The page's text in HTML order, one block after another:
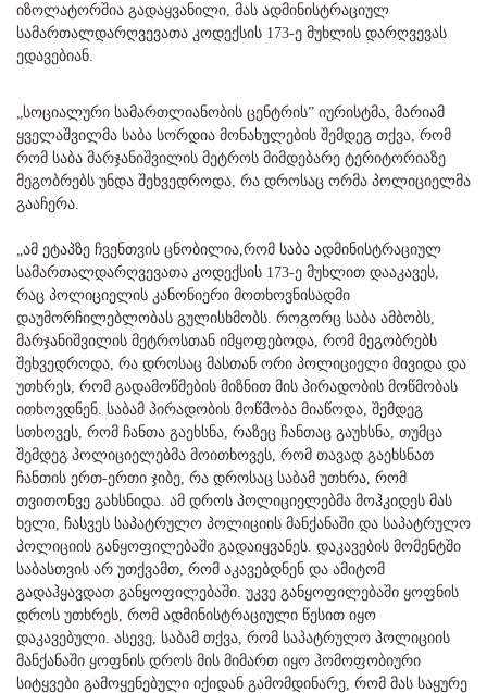
იზოლატორშია გადაყვანილი, მას ადმინისტრაციულ
სამართალდარღვევათა კოდექსის 173-ე მუხლის დარღვევას
ედავებიან.
„სოციალური სამართლიანობის ცენტრის” იურისტმა, მარიამ
ყველაშვილმა საბა სორდია მონახულების შემდეგ თქვა, რომ
რომ საბა მარჯანიშვილის მეტროს მიმდებარე ტერიტორიაზე
მეგობრებს უნდა შეხვედროდა, რა დროსაც ორმა პოლიციელმა
გააჩერა.
„ამ ეტაპზე ჩვენთვის ცნობილია,რომ საბა ადმინისტრაციულ
სამართალდარღვევათა კოდექსის 173-ე მუხლით დააკავეს,
რაც პოლიციელის კანონიერი მოთხოვნისადმი
დაუმორჩილებლობას გულისხმობს. როგორც საბა ამბობს,
მარჯანიშვილის მეტროსთან იმყოფებოდა, რომ მეგობრებს
შეხვედროდა, რა დროსაც მასთან ორი პოლიციელი მივიდა და
უთხრეს, რომ გადამოწმების მიზნით მის პირადობის მოწმობას
ითხოვდნენ. საბამ პირადობის მოწმობა მიაწოდა, შემდეგ
სთხოვეს, რომ ჩანთა გაეხსნა, რაზეც ჩანთაც გაუხსნა, თუმცა
შემდეგ პოლიციელებმა მოითხოვეს, რომ თავად გაეხსნათ
ჩანთის ერთ-ერთი ჯიბე, რა დროსაც საბამ უთხრა, რომ
თვითონვე გახსნიდა. ამ დროს პოლიციელებმა მოჰკიდეს მას
ხელი, ჩასვეს საპატრულო პოლიციის მანქანაში და საპატრულო
პოლიციის განყოფილებაში გადაიყვანეს. დაკავების მომენტში
საბასთვის არ უთქვამთ, რომ აკავებდნენ და ამიტომ
გადაჰყავდათ განყოფილებაში. უკვე განყოფილებაში ყოფნის
დროს უთხრეს, რომ ადმინისტრაციული წესით იყო
დაკავებული. ასევე, საბამ თქვა, რომ საპატრულო პოლიციის
მანქანაში ყოფნის დროს მის მიმართ იყო ჰომოფობიური
სიტყვები გამოყენებული იქიდან გამომდინარე, რომ მას საყურე